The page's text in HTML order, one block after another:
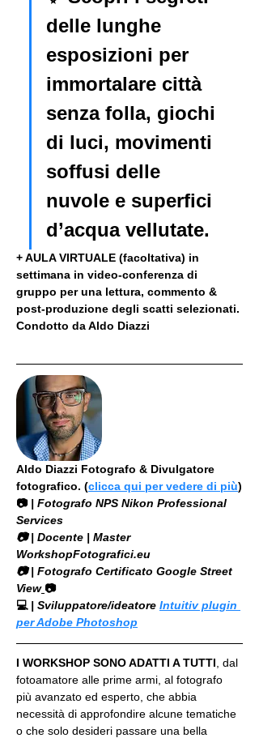
delle lunghe
esposizioni per
immortalare città
senza folla, giochi
di luci, movimenti
soffusi delle
nuvole e superfici
d’acqua vellutate.
+ AULA VIRTUALE (facoltativa) in
settimana in video-conferenza di
gruppo per una lettura, commento &
post-produzione degli scatti selezionati.
Condotto da Aldo Diazzi
Aldo Diazzi Fotografo & Divulgatore
fotografico. (clicca qui per vedere di più)
📷 | Fotografo NPS Nikon Professional
Services
​📷 | Docente | Master
WorkshopFotografici.eu
📷 | Fotografo Certificato Google Street
View 📷
💻 | Sviluppatore/ideatore Intuitiv plugin
per Adobe Photoshop
I WORKSHOP SONO ADATTI A TUTTI , dal
fotoamatore alle prime armi, al fotografo
più avanzato ed esperto, che abbia
necessità di approfondire alcune tematiche
o che solo desideri passare una bella